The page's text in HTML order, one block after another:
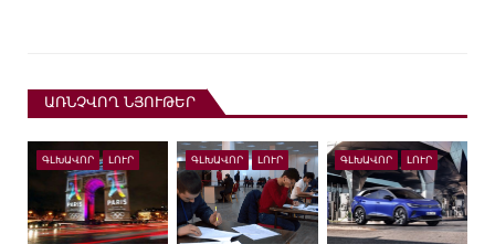
ԱՌՆՉՎՈՂ ՆՅՈՒԹԵՐ
ԳԼԽԱՎՈՐ ԼՈՒՐ ԳԼԽԱՎՈՐ ԼՈՒՐ ԳԼԽԱՎՈՐ ԼՈՒՐ